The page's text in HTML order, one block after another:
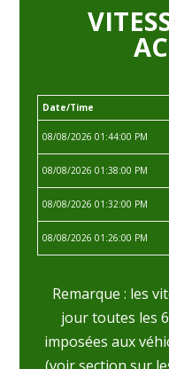
Date/Time
08/08/2026 01:44:00 PM
08/08/2026 01:38:00 PM
08/08/2026 01:32:00 PM
08/08/2026 01:26:00 PM
Remarque : les
jour toutes les
imposées aux
(voir section sur